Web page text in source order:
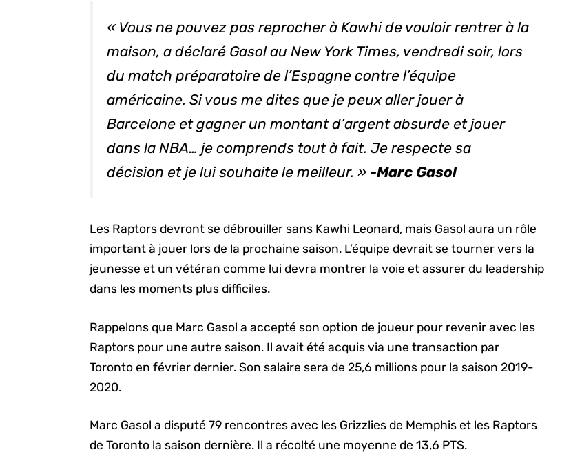
« Vous ne pouvez pas reprocher à Kawhi de vouloir rentrer à la
maison, a déclaré Gasol auNew York Times, vendredi soir, lors
du match préparatoire de l’Espagne contre l’équipe
américaine. Si vous me dites que je peux aller jouer à
Barcelone et gagner un montant d’argent absurde et jouer
dans la NBA… je comprends tout à fait. Je respecte sa
décision et je lui souhaite le meilleur. » -Marc Gasol
Les Raptors devront se débrouiller sans Kawhi Leonard, mais Gasol aura un rôle
important à jouer lors de la prochaine saison. L’équipe devrait se tourner vers la
jeunesse et un vétéran comme lui devra montrer la voie et assurer du leadership
dans les moments plus difficiles.
Rappelons que Marc Gasol a accepté son option de joueur pour revenir avec les
Raptors pour une autre saison. Il avait été acquis via une transaction par
Toronto en février dernier. Son salaire sera de 25,6 millions pour la saison 2019-
2020.
Marc Gasol a disputé 79 rencontres avec les Grizzlies de Memphis et les Raptors
de Toronto la saison dernière. Il a récolté une moyenne de 13,6 PTS.